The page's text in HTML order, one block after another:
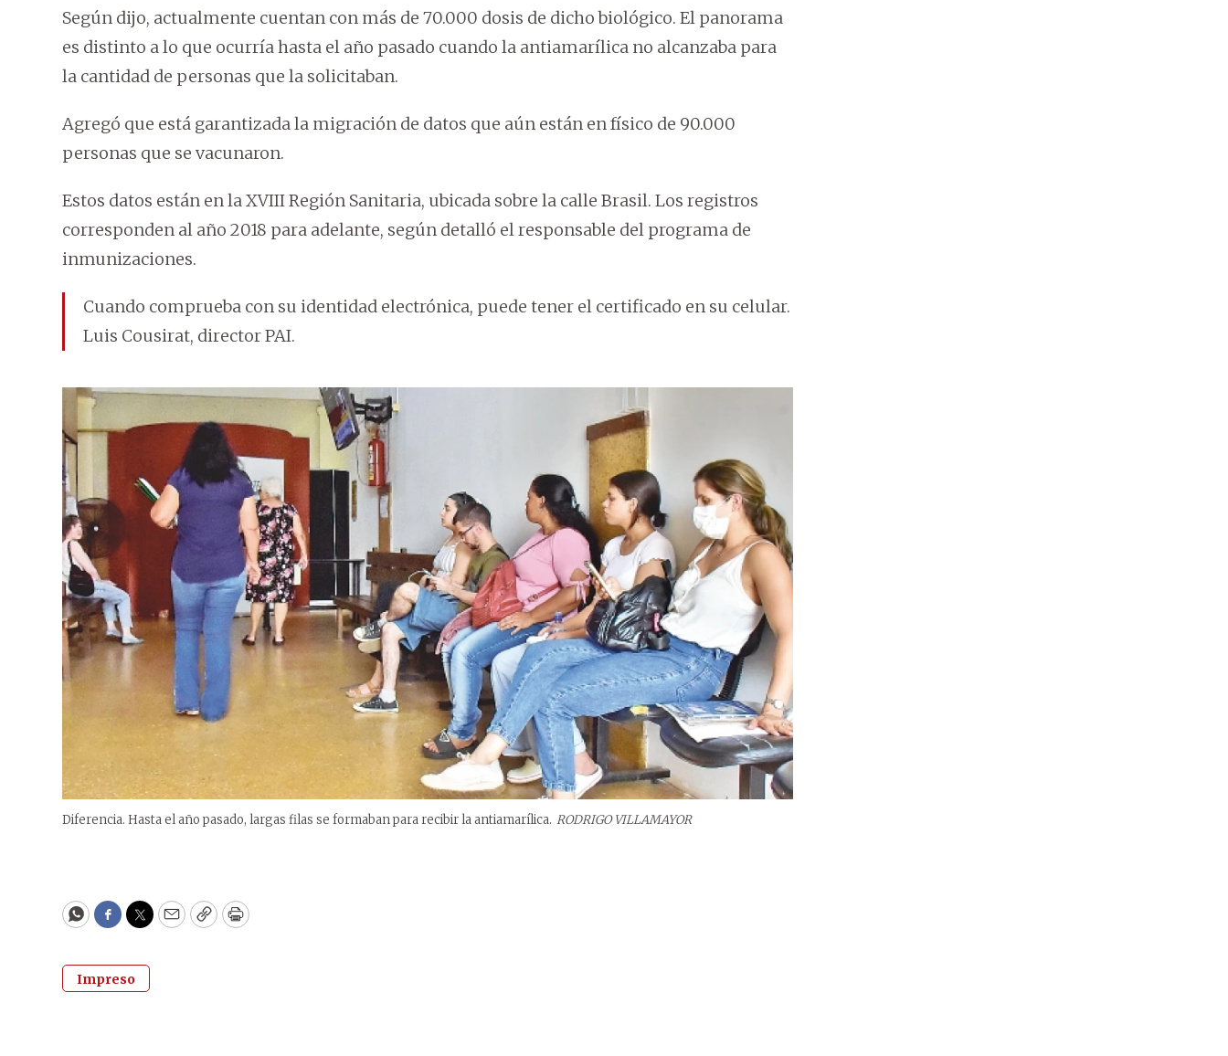
Según dijo, actualmente cuentan con más de 70.000 dosis de dicho biológico. El panorama
es distinto a lo que ocurría hasta el año pasado cuando la antiamarílica no alcanzaba para
la cantidad de personas que la solicitaban.
Agregó que está garantizada la migración de datos que aún están en físico de 90.000
personas que se vacunaron.
Estos datos están en la XVIII Región Sanitaria, ubicada sobre la calle Brasil. Los registros
corresponden al año 2018 para adelante, según detalló el responsable del programa de
inmunizaciones.
Cuando comprueba con su identidad electrónica, puede tener el certificado en su celular.
Luis Cousirat, director PAI.
Diferencia. Hasta el año pasado, largas filas se formaban para recibir la antiamarílica. RODRIGO VILLAMAYOR
WhatsApp
Facebook
Twitter
EmailCopyPrint
Impreso